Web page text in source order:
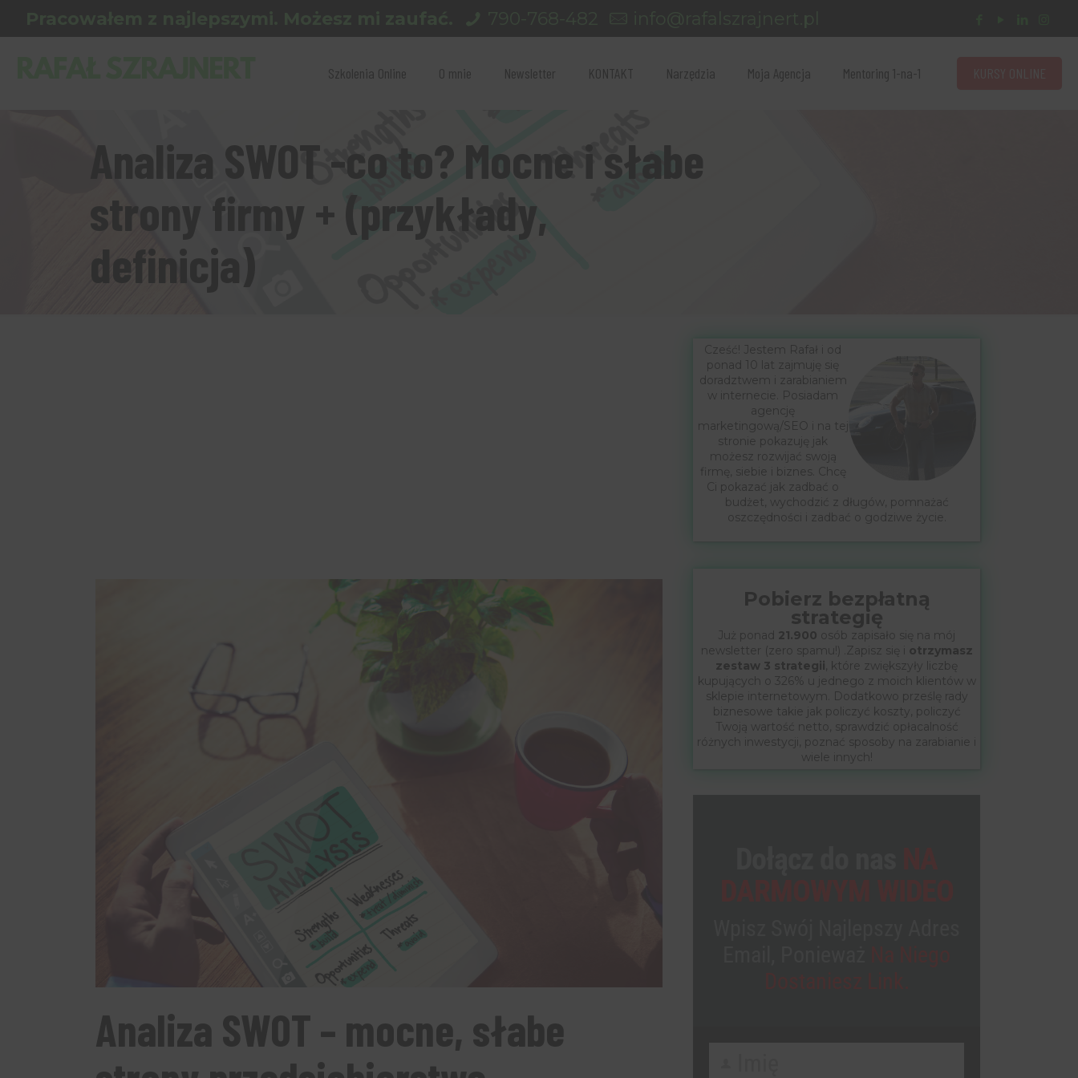
Szkolenia Online O mnie Newsletter KONTAKT Narzędzia Moja Agencja Mentoring 1-na-1
Analiza SWOT -co to? Mocne i słabe
strony firmy + (przykłady,
definicja)
Analiza SWOT – mocne, słabe
Cześć! Jestem Rafał i od
ponad 10 lat zajmuję się
doradztwem i zarabianiem
w internecie. Posiadam
agencję
marketingową/SEO i na tej
stronie pokazuję jak
możesz rozwijać swoją
firmę, siebie i biznes. Chcę
Ci pokazać jak zadbać o
budżet, wychodzić z długów, pomnażać
oszczędności i zadbać o godziwe życie.
Pobierz bezpłatną
strategię
Już ponad 21.900 osób zapisało się na mój
newsletter (zero spamu!) .Zapisz się i otrzymasz
zestaw 3 strategii
, które zwiększyły liczbę
kupujących o 326% u jednego z moich klientów w
sklepie internetowym. Dodatkowo prześlę rady
biznesowe takie jak policzyć koszty, policzyć
Twoją wartość netto, sprawdzić opłacalność
różnych inwestycji, poznać sposoby na zarabianie i
wiele innych!